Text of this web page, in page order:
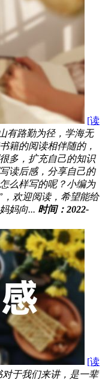
[读
有路勤为径，学海无
籍的阅读相伴随的，
多，扩充自己的知识
读后感，分享自己的
么样写的呢？小编为
欢迎阅读，希望能给
妈向... 时间：2022-
[读
对于我们来讲，是一辈